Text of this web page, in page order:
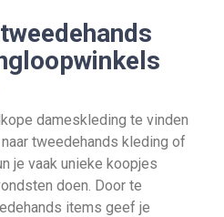
dameskleding te vinden
tweedehands kleding of
je vaak unieke koopjes
doen. Door te
items geef je